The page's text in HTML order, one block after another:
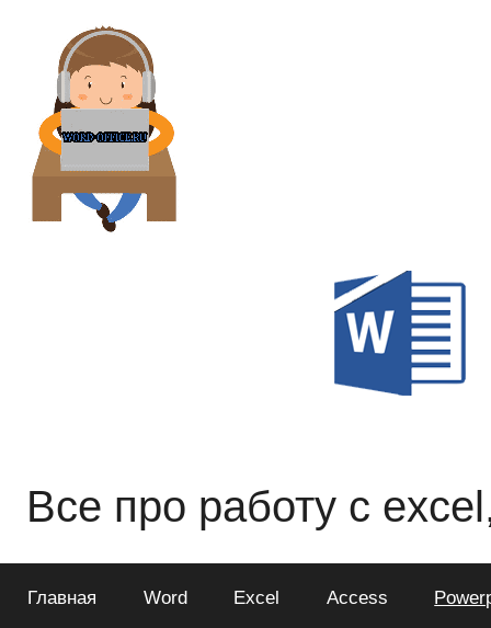
содержимому
Все про работу с
Главная Word Excel Access